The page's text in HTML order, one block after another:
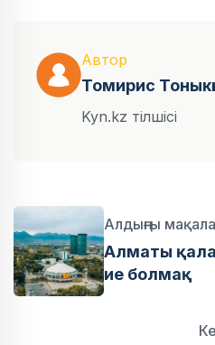
Автор
Томирис
Kyn.kz тілшісі
Алдыңғы мақала
Алматы
ие болмақ